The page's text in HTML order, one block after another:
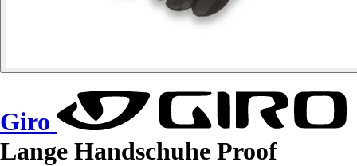
Giro
Lange Handschuhe Proof